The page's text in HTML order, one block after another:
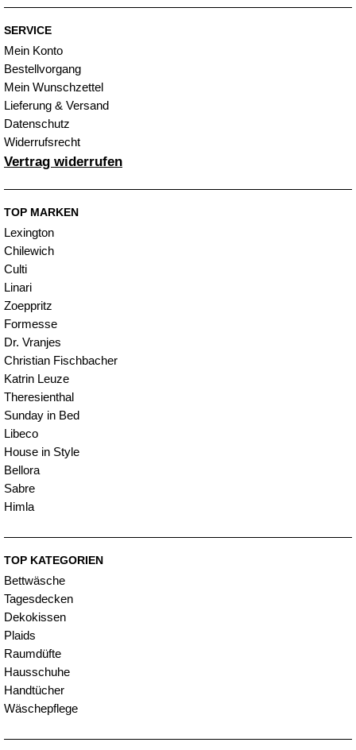
SERVICE
Mein Konto
Bestellvorgang
Mein Wunschzettel
Lieferung & Versand
Datenschutz
Widerrufsrecht
Vertrag widerrufen
TOP MARKEN
Lexington
Chilewich
Culti
Linari
Zoeppritz
Formesse
Dr. Vranjes
Christian Fischbacher
Katrin Leuze
Theresienthal
Sunday in Bed
Libeco
House in Style
Bellora
Sabre
Himla
TOP KATEGORIEN
Bettwäsche
Tagesdecken
Dekokissen
Plaids
Raumdüfte
Hausschuhe
Handtücher
Wäschepflege